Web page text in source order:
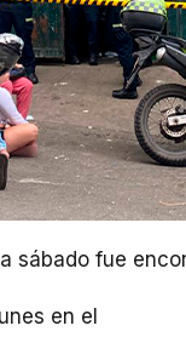
sábado fue
en el